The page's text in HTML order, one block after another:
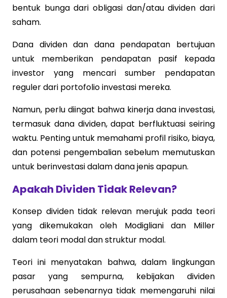
bentuk bunga dari obligasi dan/atau dividen dari
saham.
Dana dividen dan dana pendapatan bertujuan
untuk memberikan pendapatan pasif kepada
investor yang mencari sumber pendapatan
reguler dari portofolio investasi mereka.
Namun, perlu diingat bahwa kinerja dana investasi,
termasuk dana dividen, dapat berfluktuasi seiring
waktu. Penting untuk memahami profil risiko, biaya,
dan potensi pengembalian sebelum memutuskan
untuk berinvestasi dalam dana jenis apapun.
Apakah Dividen Tidak Relevan?
Konsep dividen tidak relevan merujuk pada teori
yang dikemukakan oleh Modigliani dan Miller
dalam teori modal dan struktur modal.
Teori ini menyatakan bahwa, dalam lingkungan
pasar yang sempurna, kebijakan dividen
perusahaan sebenarnya tidak memengaruhi nilai